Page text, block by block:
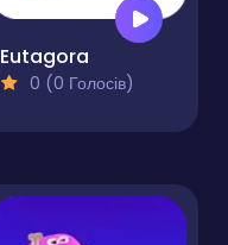
Eutagora
0 (0 Голосів)